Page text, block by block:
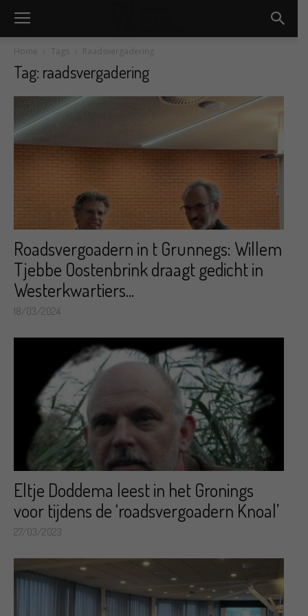
Home Tags Raadsvergadering
Tag: raadsvergadering
Roadsvergoadern in t Grunnegs: Willem
Tjebbe Oostenbrink draagt gedicht in
Westerkwartiers...
18/03/2024
Eltje Doddema leest in het Gronings
voor tijdens de ‘roadsvergoadern Knoal’
27/03/2023